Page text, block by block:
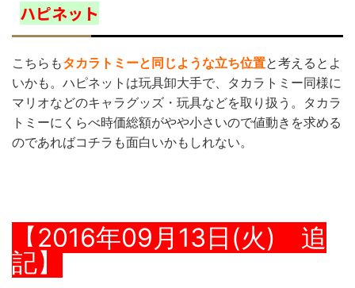
ハピネット
こちらもタカラトミーと同じような立ち位置と考えるとよ
いかも。ハピネットは玩具卸大手で、タカラトミー同様に
マリオなどのキャラグッズ・玩具などを取り扱う。タカラ
トミーにくらべ時価総額がやや小さいので値動きを求める
のであればコチラも面白いかもしれない。
【2016年09月13日(火) 追
記】